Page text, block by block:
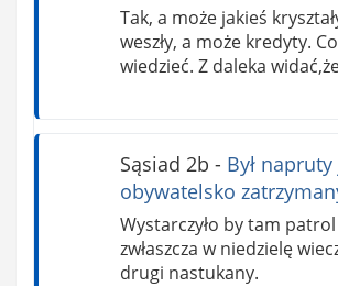
Tak, a może jakieś
weszły, a może kredyty.
wiedzieć. Z daleka
Sąsiad 2b - Był
obywatelsko
Wystarczyło by tam
zwłaszcza w niedzielę
drugi nastukany.